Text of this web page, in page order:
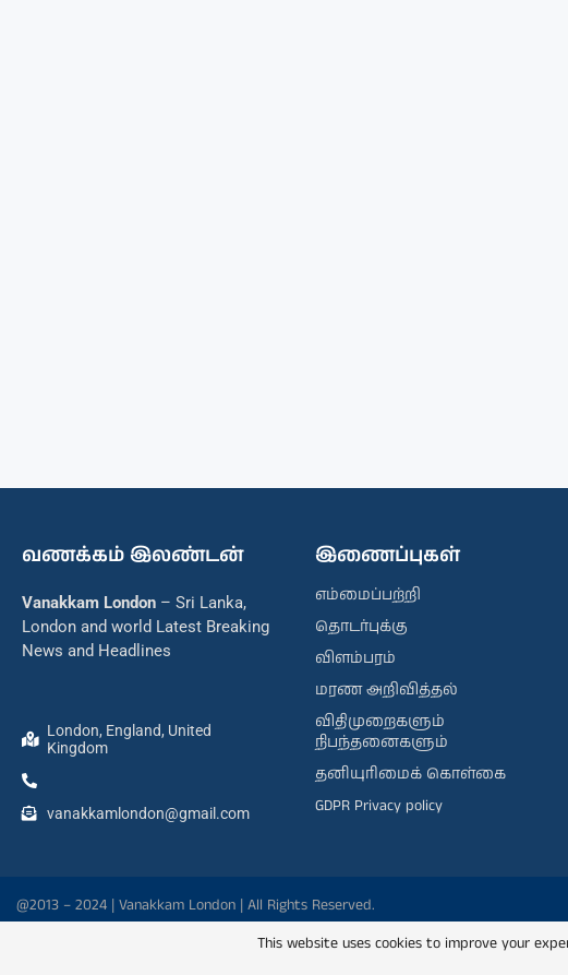
வணக்கம் இலண்டன்
Vanakkam London – Sri Lanka,
London and world Latest Breaking
News and Headlines
London, England, United
Kingdom
vanakkamlondon@gmail.com
இணைப்புகள்
எம்மைப்பற்றி
தொடர்புக்கு
விளம்பரம்
மரண அறிவித்தல்
விதிமுறைகளும்
நிபந்தனைகளும்
தனியுரிமைக் கொள்கை
GDPR Privacy policy
@2013 – 2024 | Vanakkam London | All Rights Reserved.
This website uses cookies to improve your